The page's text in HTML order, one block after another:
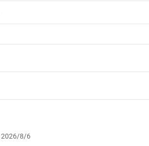
段暨通訊交易解除權合理例外情事適用
知悉本店鋪所銷售之商品為電子書，
2026/8/6